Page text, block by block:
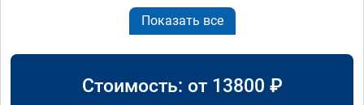
Показать все
Стоимость: от 13800 ₽